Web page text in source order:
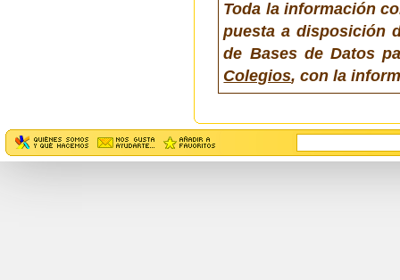
Toda la información
puesta a disposición
de Bases de Datos
Colegios, con la